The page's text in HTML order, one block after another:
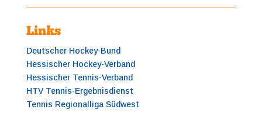
Links
Deutscher Hockey-Bund
Hessischer Hockey-Verband
Hessischer Tennis-Verband
HTV Tennis-Ergebnisdienst
Tennis Regionalliga Südwest